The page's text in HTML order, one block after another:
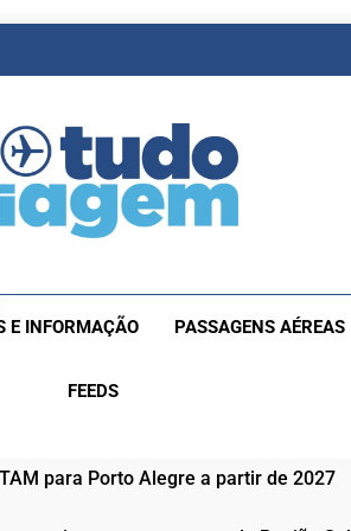
E INFORMAÇÃO PASSAGENS AÉREAS
FEEDS
para Porto Alegre a partir de 2027